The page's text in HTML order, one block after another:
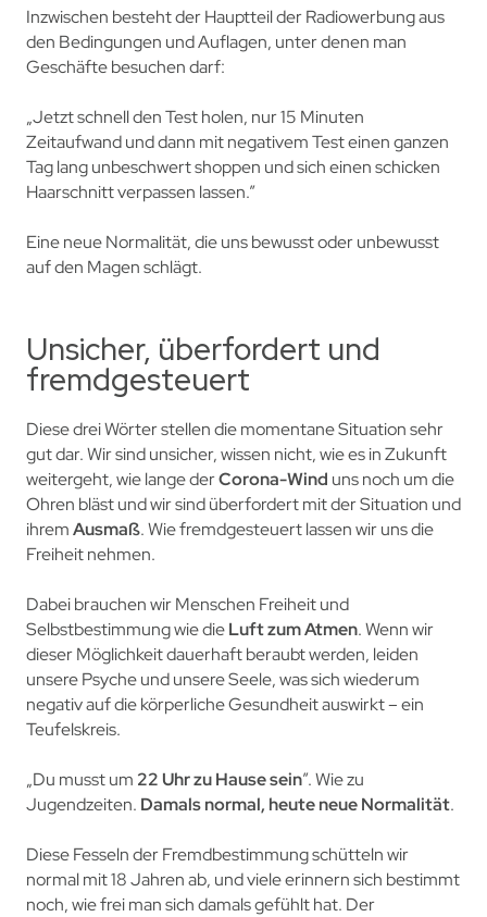
Inzwischen besteht der Hauptteil der Radiowerbung aus
den Bedingungen und Auflagen, unter denen man
Geschäfte besuchen darf:
„Jetzt schnell den Test holen, nur 15 Minuten
Zeitaufwand und dann mit negativem Test einen ganzen
Tag lang unbeschwert shoppen und sich einen schicken
Haarschnitt verpassen lassen.”
Eine neue Normalität, die uns bewusst oder unbewusst
auf den Magen schlägt.
Unsicher, überfordert und
fremdgesteuert
Diese drei Wörter stellen die momentane Situation sehr
gut dar. Wir sind unsicher, wissen nicht, wie es in Zukunft
weitergeht, wie lange derCorona-Wind uns noch um die
Ohren bläst und wir sind überfordert mit der Situation und
ihremAusmaß. Wie fremdgesteuert lassen wir uns die
Freiheit nehmen.
Dabei brauchen wir Menschen Freiheit und
Selbstbestimmung wie dieLuft zum Atmen. Wenn wir
dieser Möglichkeit dauerhaft beraubt werden, leiden
unsere Psyche und unsere Seele, was sich wiederum
negativ auf die körperliche Gesundheit auswirkt – ein
Teufelskreis.
„Du musst um 22 Uhr zu Hause sein”. Wie zu
Jugendzeiten. Damals normal, heute neue Normalität.
Diese Fesseln der Fremdbestimmung schütteln wir
normal mit 18 Jahren ab, und viele erinnern sich bestimmt
noch, wie frei man sich damals gefühlt hat. Der